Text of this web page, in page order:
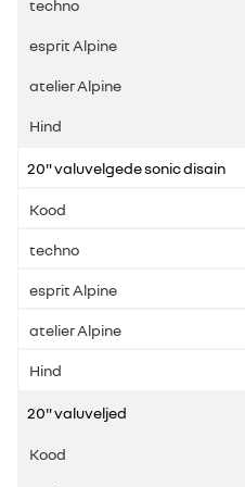
20" valuvelgede sonic disain
20" valuveljed